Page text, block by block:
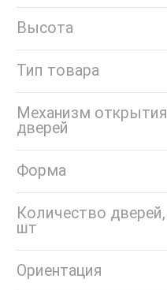
Высота
Тип товара
Механизм открытия
дверей
Форма
Количество дверей,
шт
Ориентация